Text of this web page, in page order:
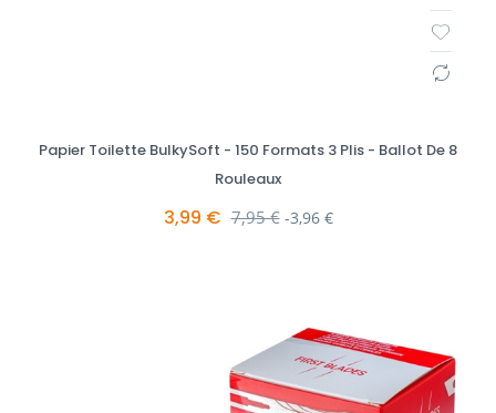
Papier Toilette BulkySoft - 150 Formats 3 Plis - Ballot De 8
Rouleaux
3,99 € Prix de base
7,95 € -3,96 €